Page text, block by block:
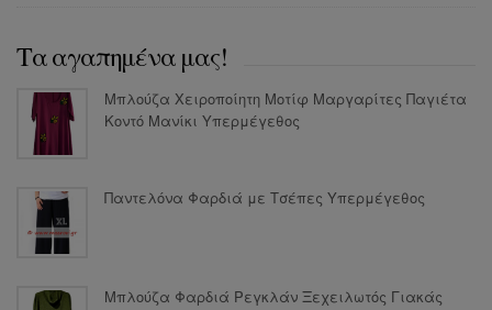
Τα αγαπημένα μας!
Μπλούζα Χειροποίητη Μοτίφ Μαργαρίτες Παγιέτα
Κοντό Μανίκι Υπερμέγεθος
Παντελόνα Φαρδιά με Τσέπες Υπερμέγεθος
Μπλούζα Φαρδιά Ρεγκλάν Ξεχειλωτός Γιακάς